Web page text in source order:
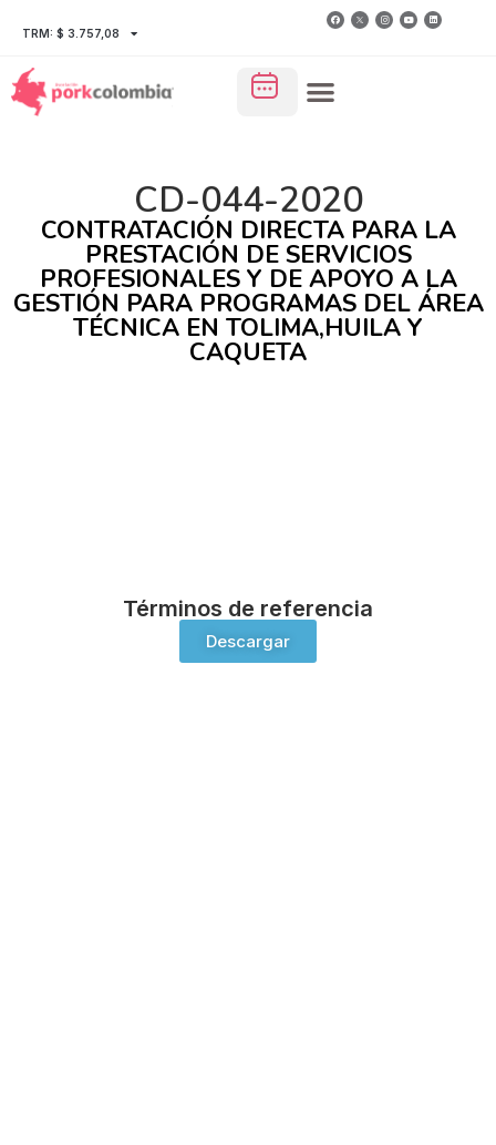
TRM: $ 3.757,08
CD-044-2020
CONTRATACIÓN DIRECTA PARA LA
PRESTACIÓN DE SERVICIOS
PROFESIONALES Y DE APOYO A LA
GESTIÓN PARA PROGRAMAS DEL ÁREA
TÉCNICA EN TOLIMA,HUILA Y
CAQUETA
Términos de referencia
Descargar